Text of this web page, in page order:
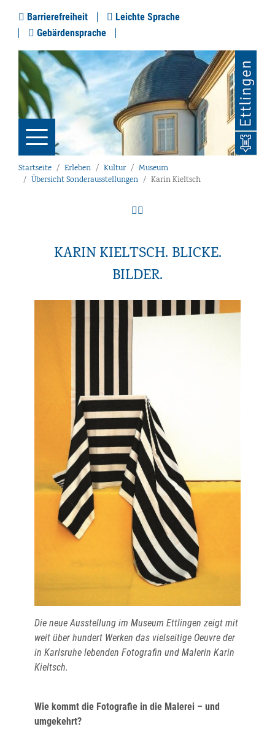
Barrierefreiheit
Leichte Sprache
Gebärdensprache
Startseite Erleben Kultur
Museum
Übersicht Sonderausstellungen
Karin Kieltsch
KARIN KIELTSCH. BLICKE.
BILDER.
Die neue Ausstellung im Museum Ettlingen zeigt mit
weit über hundert Werken das vielseitige Oeuvre der
in Karlsruhe lebenden Fotografin und Malerin Karin
Kieltsch.
Wie kommt die Fotografie in die Malerei – und
umgekehrt?